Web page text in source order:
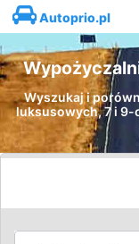
Autoprio.pl
Wyszukaj i
luksusowych, 7 i 9-